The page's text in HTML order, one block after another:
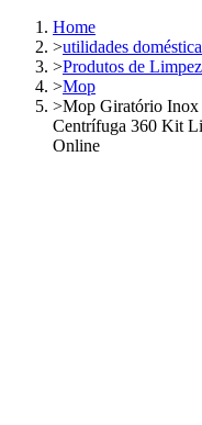
Home
>utilidades
>Produtos de
>Mop
>Mop Giratório Inox
Centrífuga 360 Kit
Online